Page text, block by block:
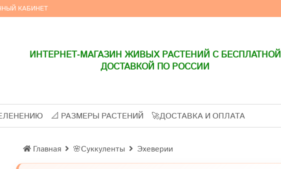
КАБИНЕТ
ИНТЕРНЕТ-МАГАЗИН ЖИВЫХ РАСТЕНИЙ С БЕСПЛАТНОЙ
ДОСТАВКОЙ ПО РОССИИ
📐 РАЗМЕРЫ РАСТЕНИЙ 🚀ДОСТАВКА И ОПЛАТА
Главная 🌸Суккуленты Эхеверии